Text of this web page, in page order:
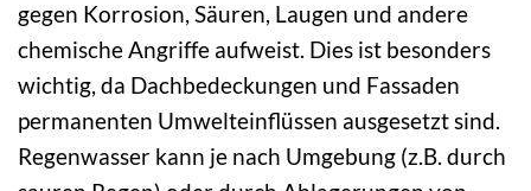
gegen Korrosion, Säuren, Laugen und andere
chemische Angriffe aufweist. Dies ist besonders
wichtig, da Dachbedeckungen und Fassaden
permanenten Umwelteinflüssen ausgesetzt sind.
Regenwasser kann je nach Umgebung (z.B. durch